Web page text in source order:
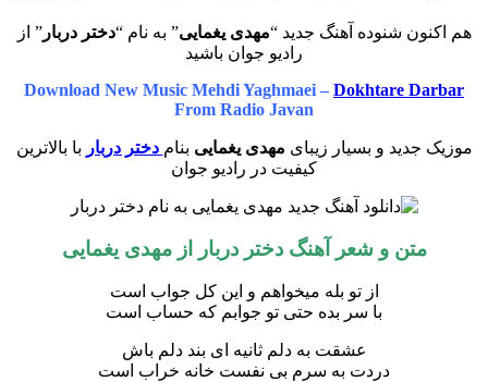
هم اکنون شنوده آهنگ جدید “مهدی یغمایی” به نام “دختر دربار” از
رادیو جوان باشید
Download New Music Mehdi Yaghmaei – Dokhtare Darbar
From Radio Javan
موزیک جدید و بسیار زیبای مهدی یغمایی بنام دختر دربار با بالاترین
کیفیت در رادیو جوان
متن و شعر آهنگ دختر دربار از مهدی یغمایی
از تو بله میخواهم و این کل جواب است
با سر بده حتی تو جوابم که حساب است
عشقت به دلم ثانیه ای بند دلم باش
دردت به سرم بی نفست خانه خراب است